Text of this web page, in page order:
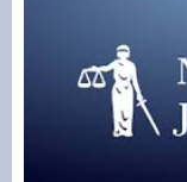
Közérdekű
Felsőrajk